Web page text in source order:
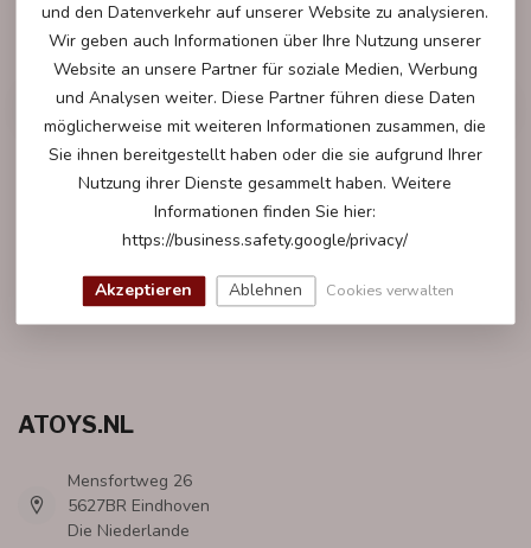
WEITERE INFORMATIONEN
Gerne helfen wir Ihnen bei all Ihren Fragen weiter.
KUNDESERVICE
ABONNIEREN SIE UNSEREN NEWSLETTER
Bleibe auf dem Laufenden mit unseren Newsletter-Angeboten
ATOYS.NL
Mensfortweg 26
5627BR Eindhoven
Die Niederlande
und den Datenverkehr auf unserer Website zu analysieren.
Wir geben auch Informationen über Ihre Nutzung unserer
Website an unsere Partner für soziale Medien, Werbung
und Analysen weiter. Diese Partner führen diese Daten
möglicherweise mit weiteren Informationen zusammen, die
Sie ihnen bereitgestellt haben oder die sie aufgrund Ihrer
Nutzung ihrer Dienste gesammelt haben. Weitere
Informationen finden Sie hier:
https://business.safety.google/privacy/
Akzeptieren Ablehnen Cookies verwalten